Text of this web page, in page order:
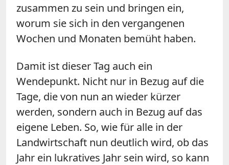
zusammen zu sein und bringen ein,
worum sie sich in den vergangenen
Wochen und Monaten bemüht haben.
Damit ist dieser Tag auch ein
Wendepunkt. Nicht nur in Bezug auf die
Tage, die von nun an wieder kürzer
werden, sondern auch in Bezug auf das
eigene Leben. So, wie für alle in der
Landwirtschaft nun deutlich wird, ob das
Jahr ein lukratives Jahr sein wird, so kann